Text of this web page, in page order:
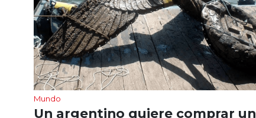
Mundo
Un argentino quiere comprar un